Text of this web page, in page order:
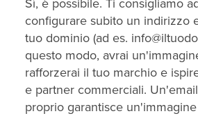
Sì, è possibile. Ti consigliamo
configurare subito un indirizzo
tuo dominio (ad es.
questo modo, avrai
rafforzerai il tuo marchio e
e partner commerciali.
proprio garantisce